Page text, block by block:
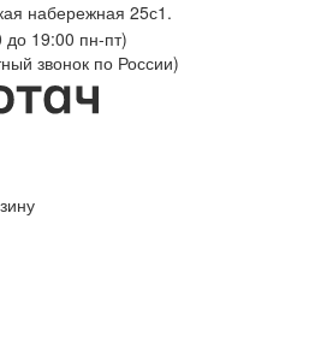
набережная 25с1.
до 19:00 пн-пт)
звонок по России)